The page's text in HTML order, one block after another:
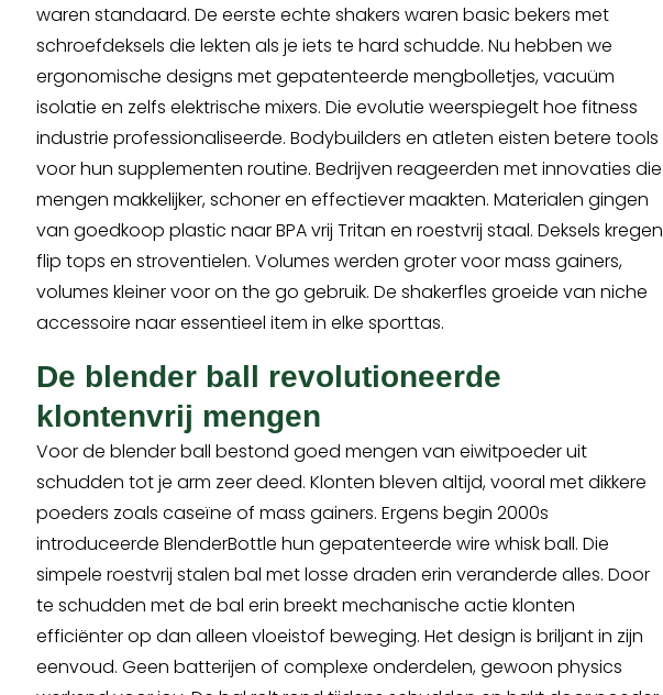
waren standaard. De eerste echte shakers waren basic bekers met
schroefdeksels die lekten als je iets te hard schudde. Nu hebben we
ergonomische designs met gepatenteerde mengbolletjes, vacuüm
isolatie en zelfs elektrische mixers. Die evolutie weerspiegelt hoe fitness
industrie professionaliseerde. Bodybuilders en atleten eisten betere tools
voor hun supplementen routine. Bedrijven reageerden met innovaties die
mengen makkelijker, schoner en effectiever maakten. Materialen gingen
van goedkoop plastic naar BPA vrij Tritan en roestvrij staal. Deksels kregen
flip tops en stroventielen. Volumes werden groter voor mass gainers,
volumes kleiner voor on the go gebruik. De shakerfles groeide van niche
accessoire naar essentieel item in elke sporttas.
De blender ball revolutioneerde
klontenvrij mengen
Voor de blender ball bestond goed mengen van eiwitpoeder uit
schudden tot je arm zeer deed. Klonten bleven altijd, vooral met dikkere
poeders zoals caseïne of mass gainers. Ergens begin 2000s
introduceerde BlenderBottle hun gepatenteerde wire whisk ball. Die
simpele roestvrij stalen bal met losse draden erin veranderde alles. Door
te schudden met de bal erin breekt mechanische actie klonten
efficiënter op dan alleen vloeistof beweging. Het design is briljant in zijn
eenvoud. Geen batterijen of complexe onderdelen, gewoon physics